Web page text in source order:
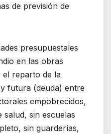
de previsión de
presupuestales
en las obras
el reparto de la
futura (deuda) entre
empobrecidos,
salud, sin escuelas
sin guarderías,